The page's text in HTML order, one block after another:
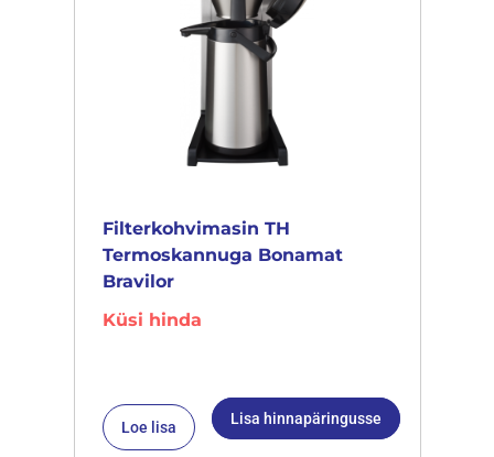
Filterkohvimasin TH
Termoskannuga Bonamat
Bravilor
Küsi hinda
Loe lisa Lisa hinnapäringusse